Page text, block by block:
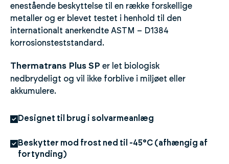
enestående beskyttelse til en række forskellige
metaller og er blevet testet i henhold til den
internationalt anerkendte ASTM – D1384
korrosionsteststandard.
Thermatrans Plus SP er let biologisk
nedbrydeligt og vil ikke forblive i miljøet eller
akkumulere.
Designet til brug i solvarmeanlæg
Beskytter mod frost ned til -45°C (afhængig af
fortynding)